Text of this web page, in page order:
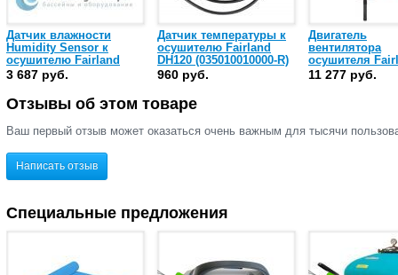
Датчик влажности
Humidity Sensor к
осушителю Fairland
DH90/DH120
(035030010000)
3 687 руб.
Датчик температуры к
осушителю Fairland
DH120 (035010010000-R)
960 руб.
Двигатель
вентилятора
осушителя
DH120
11 277 руб.
Отзывы об этом товаре
Ваш первый отзыв может оказаться очень важным для тысячи
Написать отзыв
Специальные предложения